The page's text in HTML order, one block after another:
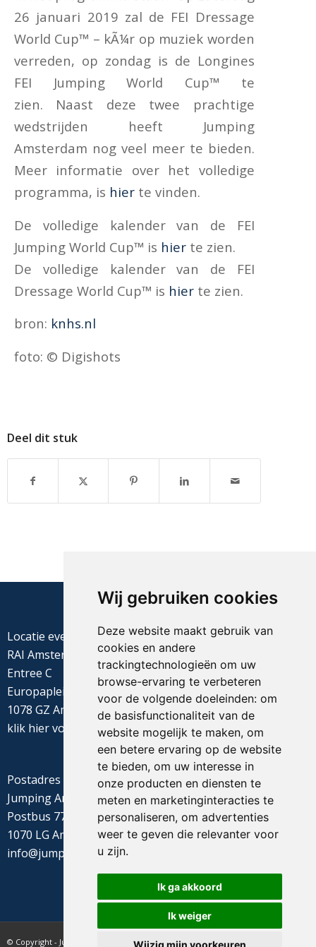
Wij gebruiken cookies
Deze website maakt gebruik van
cookies en andere
trackingtechnologieën om uw
browse-ervaring te verbeteren
voor de volgende doeleinden: om
de basisfunctionaliteit van de
website mogelijk te maken, om
een betere ervaring op de website
te bieden, om uw interesse in
onze producten en diensten te
meten en marketinginteracties te
personaliseren, om advertenties
weer te geven die relevanter voor
u zijn.
Ik ga akkoord
Ik weiger
Wijzig mijn voorkeuren
26 januari 2019 zal de FEI Dressage
World Cup™ – kÃ¼r op muziek worden
verreden, op zondag is de Longines
FEI Jumping World Cup™ te
zien. Naast deze twee prachtige
wedstrijden heeft Jumping
Amsterdam nog veel meer te bieden.
Meer informatie over het volledige
programma, is hier te vinden.
De volledige kalender van de FEI
Jumping World Cup™ is hier te zien.
De volledige kalender van de FEI
Dressage World Cup™ is hier te zien.
bron: knhs.nl
foto: © Digishots
Deel dit stuk
Locatie evenement
RAI Amsterdam
Entree C
Europaplein 22
1078 GZ Amsterdam
klik hiervoor de routebeschrijving
Postadres
Jumping Amsterdam
Postbus 77655
1070 LG Amsterdam
info@jumpingamsterdam.nl
© Copyright - Jumping Amsterdam - website realisatie CyberNed